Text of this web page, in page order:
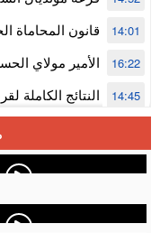
المستوى الأول
قانون المحاماة الجديد 14:01
الأمير مولاي
الألعاب الإلكترونية
16:22
النتائج الكاملة 14:45
سلا.. توقيف ثلاثة مروجين وحجز
أقراص مهلوسة 12:48